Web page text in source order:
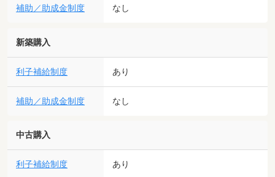
補助／助成金制度 なし
新築購入
利子補給制度 あり
補助／助成金制度 なし
中古購入
利子補給制度 あり